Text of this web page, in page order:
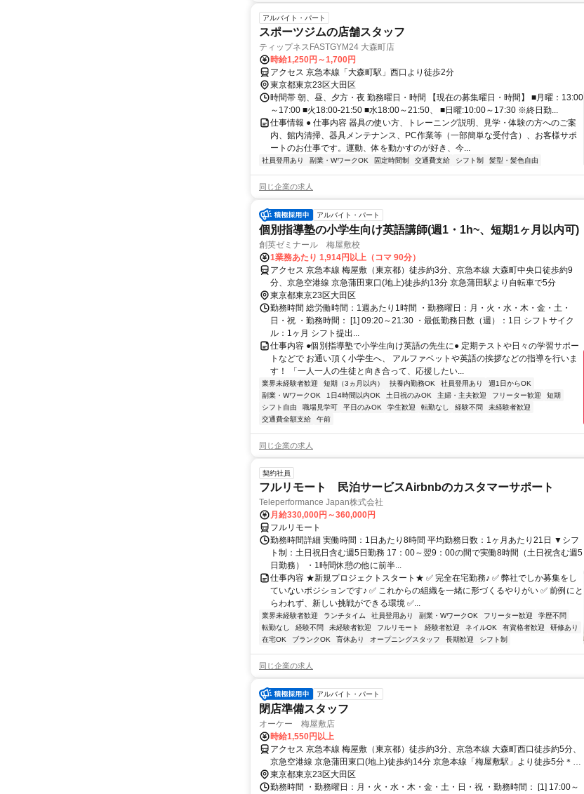
アルバイト・パート
スポーツジムの店舗スタッフ
ティップネスFASTGYM24 大森町店
時給1,250円～1,700円
アクセス 京急本線「大森町駅」西口より徒歩2分
東京都東京23区大田区
時間帯 朝、昼、夕方・夜 勤務曜日・時間 【現在の募集曜日・時間】 ■月曜：13:00
～17:00 ■火18:00-21:50 ■水18:00～21:50、 ■日曜:10:00～17:30 ※終日勤...
仕事情報 ● 仕事内容 器具の使い方、トレーニング説明、見学・体験の方へのご案
内、館内清掃、器具メンテナンス、PC作業等（一部簡単な受付含）、お客様サポ
ートのお仕事です。運動、体を動かすのが好き、今...
社員登用あり 副業・WワークOK 固定時間制 交通費支給 シフト制 髪型・髪色自由
同じ企業の求人
アルバイト・パート
個別指導塾の小学生向け英語講師(週1・1h~、短期1ヶ月以内可)
創英ゼミナール 梅屋敷校
1業務あたり 1,914円以上（コマ 90分）
アクセス 京急本線 梅屋敷（東京都）徒歩約3分、京急本線 大森町中央口徒歩約9
分、京急空港線 京急蒲田東口(地上)徒歩約13分 京急蒲田駅より自転車で5分
東京都東京23区大田区
勤務時間 総労働時間：1週あたり1時間 ・勤務曜日：月・火・水・木・金・土・
日・祝 ・勤務時間： [1] 09:20～21:30 ・最低勤務日数（週）：1日 シフトサイク
ル：1ヶ月 シフト提出...
仕事内容 ●個別指導塾で小学生向け英語の先生に● 定期テストや日々の学習サポー
トなどで お通い頂く小学生へ、 アルファベットや英語の挨拶などの指導を行いま
す！ 「一人一人の生徒と向き合って、応援したい...
業界未経験者歓迎 短期（3ヵ月以内） 扶養内勤務OK 社員登用あり
週1日からOK
副業・WワークOK
1日4時間以内OK 土日祝のみOK 主婦・主夫歓迎 フリーター歓迎
短期
シフト自由
職場見学可 平日のみOK 学生歓迎 転勤なし 経験不問
未経験者歓迎
交通費全額支給
午前
同じ企業の求人
契約社員
フルリモート 民泊サービスAirbnbのカスタマーサポート
Teleperformance Japan株式会社
月給330,000円～360,000円
フルリモート
勤務時間詳細 実働時間：1日あたり8時間 平均勤務日数：1ヶ月あたり21日 ▼シフ
ト制：土日祝日含む週5日勤務 17：00～翌9：00の間で実働8時間（土日祝含む週5
日勤務） ・1時間休憩の他に前半...
仕事内容 ★新規プロジェクトスタート★ ✅ 完全在宅勤務♪ ✅ 弊社でしか募集をし
ていないポジションです♪ ✅ これからの組織を一緒に形づくるやりがい ✅ 前例にと
らわれず、新しい挑戦ができる環境 ✅...
業界未経験者歓迎 ランチタイム 社員登用あり 副業・WワークOK フリーター歓迎
学歴不問
転勤なし
経験不問 未経験者歓迎 フルリモート 経験者歓迎 ネイルOK 有資格者歓迎
研修あり
在宅OK
ブランクOK 育休あり オープニングスタッフ 長期歓迎 シフト制
同じ企業の求人
アルバイト・パート
閉店準備スタッフ
オーケー 梅屋敷店
時給1,550円以上
アクセス 京急本線 梅屋敷（東京都）徒歩約3分、京急本線 大森町西口徒歩約5分、
京急空港線 京急蒲田東口(地上)徒歩約14分 京急本線「梅屋敷駅」より徒歩5分＊自
転車通勤OK
東京都東京23区大田区
勤務時間 ・勤務曜日：月・火・水・木・金・土・日・祝 ・勤務時間： [1] 17:00～